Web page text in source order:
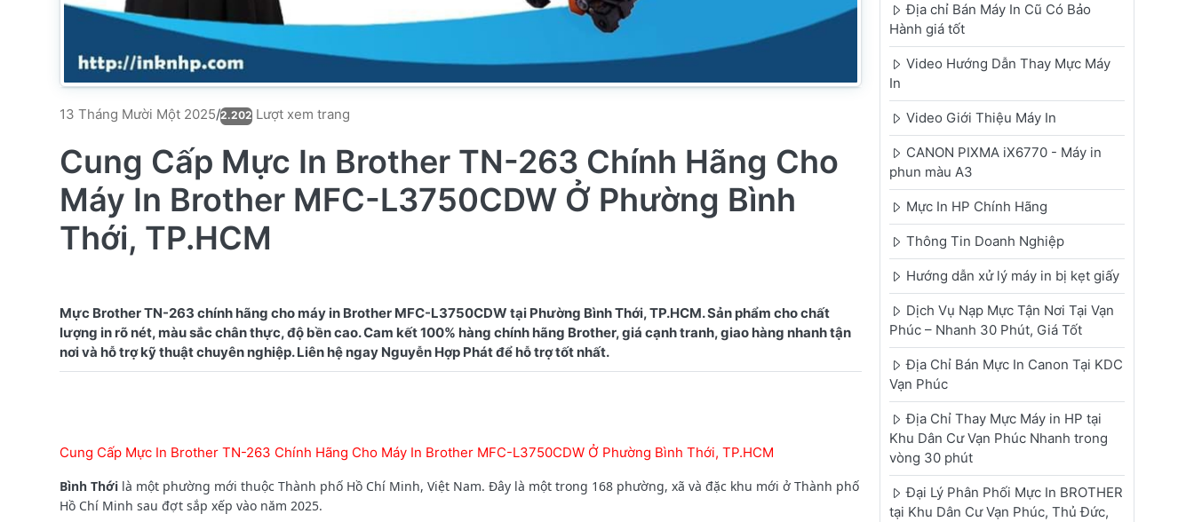
13 Tháng Mười Một 2025/2.202 Lượt xem trang
Cung Cấp Mực In Brother TN-263 Chính Hãng Cho
Máy In Brother MFC-L3750CDW Ở Phường Bình
Thới, TP.HCM
Mực Brother TN-263 chính hãng cho máy in Brother MFC-L3750CDW tại Phường Bình Thới, TP.HCM. Sản phẩm cho chất
lượng in rõ nét, màu sắc chân thực, độ bền cao. Cam kết 100% hàng chính hãng Brother, giá cạnh tranh, giao hàng nhanh tận
Cung Cấp Mực In Brother TN-263 Chính Hãng Cho Máy In Brother MFC-L3750CDW Ở Phường Bình Thới, TP.HCM
Bình Thới là một phường mới thuộc Thành phố Hồ Chí Minh, Việt Nam. Đây là một trong 168 phường, xã và đặc khu mới ở Thành phố
Hồ Chí Minh sau đợt sắp xếp vào năm 2025.
Địa chỉ Bán Máy In Cũ Có Bảo
Hành giá tốt
Video Hướng Dẫn Thay Mực Máy
In
Video Giới Thiệu Máy In
CANON PIXMA iX6770 - Máy in
phun màu A3
Mực In HP Chính Hãng
Thông Tin Doanh Nghiệp
Hướng dẫn xử lý máy in bị kẹt giấy
Dịch Vụ Nạp Mực Tận Nơi Tại Vạn
Phúc – Nhanh 30 Phút, Giá Tốt
Địa Chỉ Bán Mực In Canon Tại KDC
Vạn Phúc
Địa Chỉ Thay Mực Máy in HP tại
Khu Dân Cư Vạn Phúc Nhanh trong
vòng 30 phút
Đại Lý Phân Phối Mực In BROTHER
tại Khu Dân Cư Vạn Phúc, Thủ Đức,